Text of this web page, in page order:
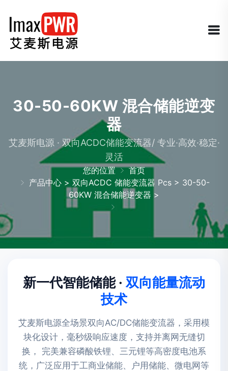
30-50-60KW 混合储能逆变
器
艾麦斯电源 · 双向ACDC储能变流器/ 专业·高效·稳定·
灵活
您的位置
首页
产品中心 > 双向ACDC 储能变流器 Pcs > 30-50-
60KW 混合储能逆变器 >
新一代智能储能 · 双向能量流动
技术
艾麦斯电源全场景双向AC/DC储能变流器，采用模
块化设计，毫秒级响应速度，支持并离网无缝切
换， 完美兼容磷酸铁锂、三元锂等高密度电池系
统，广泛应用于工商业储能、户用储能、微电网等